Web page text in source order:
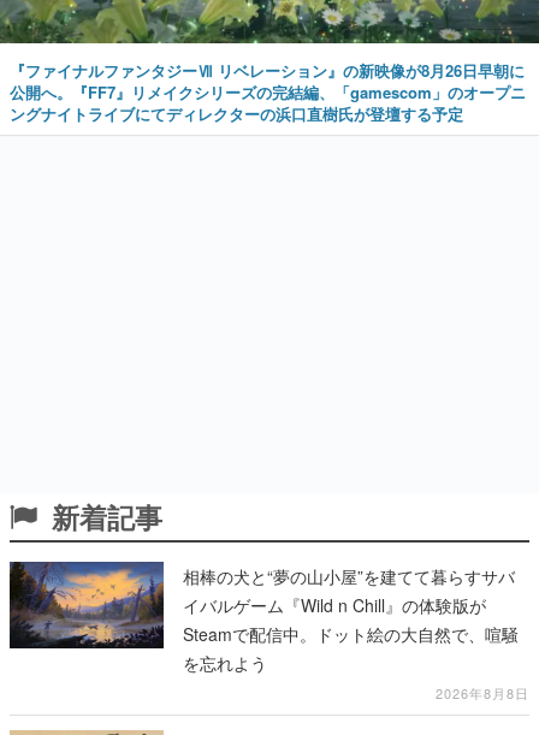
『ファイナルファンタジーⅦ リベレーション』の新映像が8月26日早朝に
公開へ。『FF7』リメイクシリーズの完結編、「gamescom」のオープニ
ングナイトライブにてディレクターの浜口直樹氏が登壇する予定
新着記事
相棒の犬と“夢の山小屋”を建てて暮らすサバ
イバルゲーム『Wild n Chill』の体験版が
Steamで配信中。ドット絵の大自然で、喧騒
を忘れよう
2026年8月8日